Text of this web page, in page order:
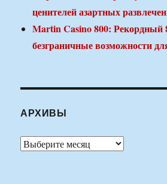
ценителей азартных
Martin Casino 800: Рекордный
безграничные возможности
АРХИВЫ
Архивы